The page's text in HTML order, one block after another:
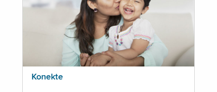
Konekte